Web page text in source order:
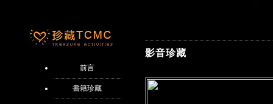
前言
書籍珍藏
影音珍藏